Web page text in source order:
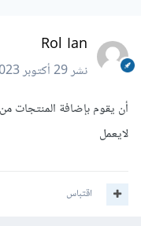
Rol Ian
نشر29 أكتوبر 2023
أن يقوم بإضافة المنتجات
لايعمل
اقتباس